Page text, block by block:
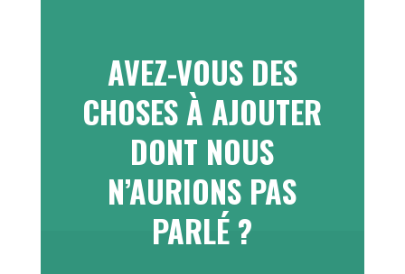
AVEZ-VOUS DES
CHOSES À AJOUTER
DONT NOUS
N’AURIONS PAS
PARLÉ ?